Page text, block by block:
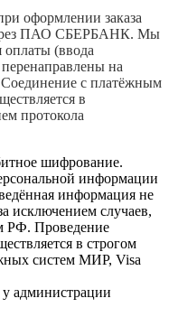
оформлении заказа
через ПАО СБЕРБАНК. Мы
(ввода
на
с платёжным
в
протокола
шифрование.
информации
информация не
исключением случаев,
РФ. Проведение
в строгом
систем МИР, Visa
у администрации